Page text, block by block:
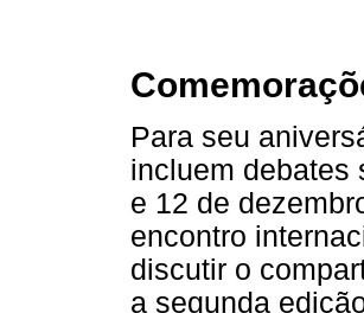
Para seu
incluem debates
e 12 de
encontro
discutir o
a segunda